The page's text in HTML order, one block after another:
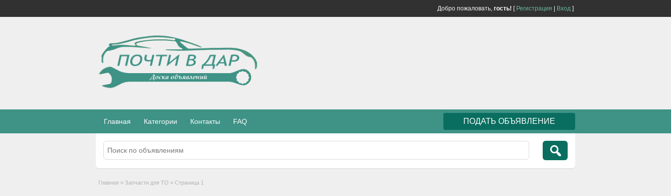
Добро пожаловать, гость! [ Регистрация Вход ]
Главная Категории Контакты FAQ ПОДАТЬ ОБЪЯВЛЕНИЕ
Главная » Запчасти для ТО » Страница 1